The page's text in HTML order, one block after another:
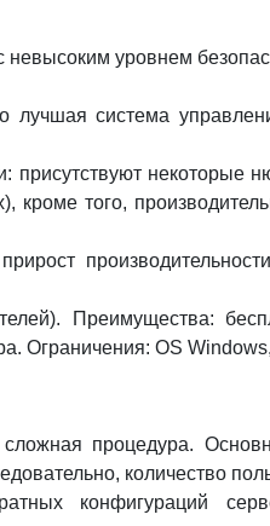
уровнем
лучшая система
некоторые
кроме того,
Преимущества:
Ограничения: OS
процедура.
количество
конфигураций